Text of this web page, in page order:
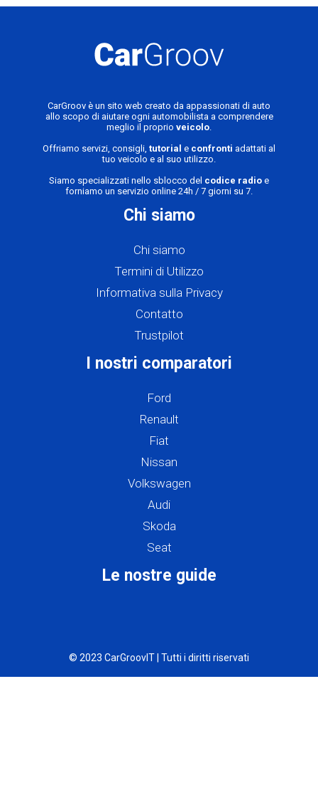
CarGroov è un sito web creato da appassionati di auto
allo scopo di aiutare ogni automobilista a comprendere
meglio il proprio veicolo.
Offriamo servizi, consigli, tutorial e confronti adattati al
tuo veicolo e al suo utilizzo.
Siamo specializzati nello sblocco del codice radio e
forniamo un servizio online 24h / 7 giorni su 7.
Chi siamo
Chi siamo
Termini di Utilizzo
Informativa sulla Privacy
Contatto
Trustpilot
I nostri comparatori
Ford
Renault
Fiat
Nissan
Volkswagen
Audi
Skoda
Seat
Le nostre guide
© 2023 CarGroovIT | Tutti i diritti riservati